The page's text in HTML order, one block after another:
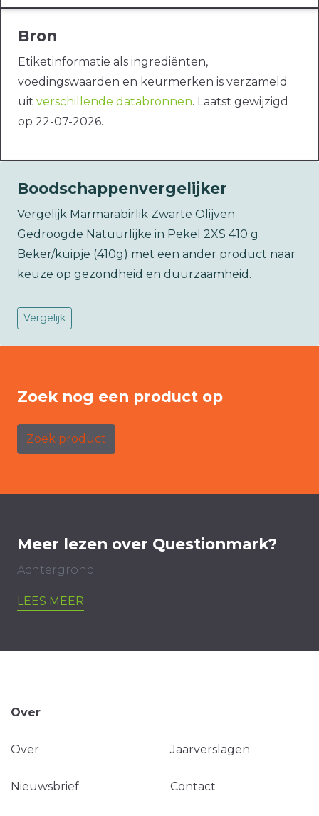
Bron
Etiketinformatie als ingrediënten,
voedingswaarden en keurmerken is verzameld
uit verschillende databronnen. Laatst gewijzigd
op 22-07-2026.
Boodschappenvergelijker
Vergelijk Marmarabirlik Zwarte Olijven
Gedroogde Natuurlijke in Pekel 2XS 410 g
Beker/kuipje (410g) met een ander product naar
keuze op gezondheid en duurzaamheid.
Vergelijk
Zoek nog een product op
Zoek product
Meer lezen over Questionmark?
Achtergrond
LEES MEER
Over
Over Jaarverslagen
Nieuwsbrief Contact